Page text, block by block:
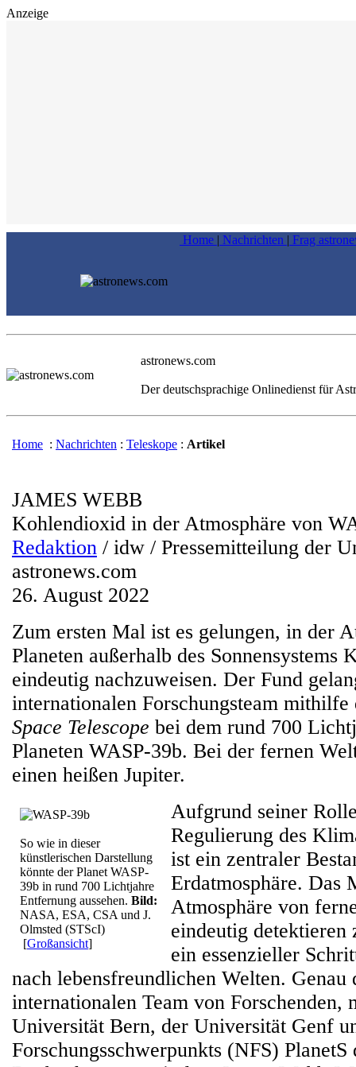
Anzeige
Home | Nachrichten | Frag
astronews.com
Der deutschsprachige Onlinedienst für
Home : Nachrichten : Teleskope : Artikel
JAMES WEBB
Kohlendioxid in der Atmosphäre von
Redaktion / idw / Pressemitteilung der
astronews.com
26. August 2022
Zum ersten Mal ist es gelungen, in der
Planeten außerhalb des Sonnensystems
eindeutig nachzuweisen. Der Fund
internationalen Forschungsteam
Space Telescope bei dem rund 700
Planeten WASP-39b. Bei der fernen
einen heißen Jupiter.
So wie in dieser
künstlerischen Darstellung
könnte der Planet WASP-
39b in rund 700 Lichtjahre
Entfernung aussehen. Bild:
NASA, ESA, CSA und J.
Olmsted (STScI)
[Großansicht]
Aufgrund seiner
Regulierung des
ist ein zentraler
Erdatmosphäre. Das
Atmosphäre von
eindeutig detektieren
ein essenzieller
nach lebensfreundlichen Welten. Genau
internationalen Team von Forschenden,
Universität Bern, der Universität Genf
Forschungsschwerpunkts (NFS) PlanetS